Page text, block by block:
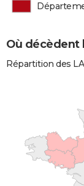
Où décèdent
Répartition des